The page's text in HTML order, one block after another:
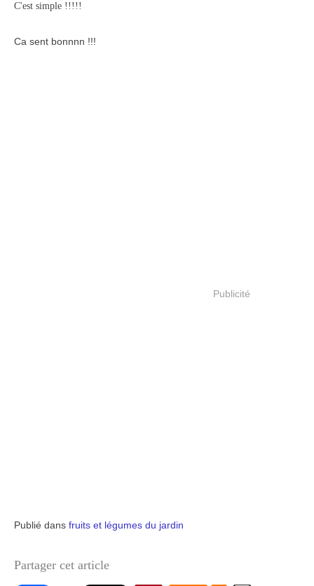
C'est simple !!!!!
Ca sent bonnnn !!!
Publicité
Publié dans fruits et légumes du jardin
Partager cet article